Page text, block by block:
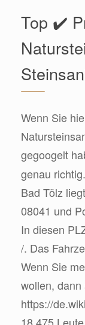
Top ✔️
Wenn Sie
gegoogelt
genau richtig.
Bad Tölz
08041 und
In diesen
/. Das
Wenn Sie
wollen,
https://